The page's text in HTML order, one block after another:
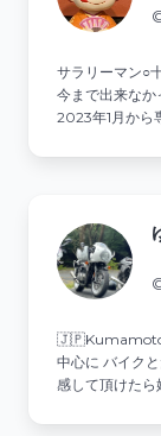
サラリーマン○
今まで出来なか
2023年1月から
🇯🇵Kumamoto
中心に バイク
感して頂けた